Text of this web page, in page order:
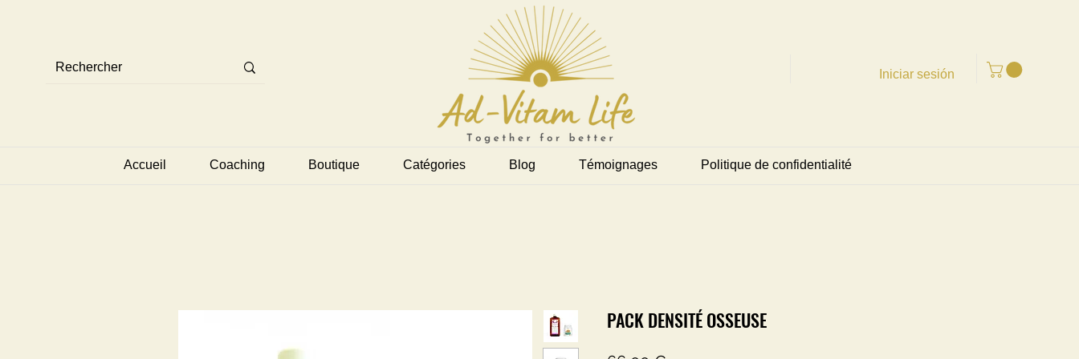
Iniciar sesión
Accueil Coaching Boutique Catégories Blog Témoignages Politique de confidentialité
PACK DENSITÉ OSSEUSE